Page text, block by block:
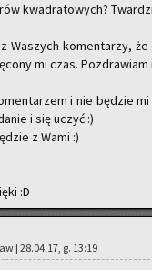
kwa­dra­to­wych?
Wa­szych ko­men­ta­rzy,
mi czas. Po­zdra­wiam
i nie bę­dzie
i się uczyć :)
z Wami :)
:D
| 28.04.17, g. 13:19